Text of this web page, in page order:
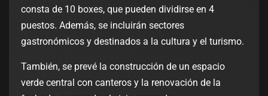
consta de 10 boxes, que pueden dividirse en 4
puestos. Además, se incluirán sectores
gastronómicos y destinados a la cultura y el turismo.
También, se prevé la construcción de un espacio
verde central con canteros y la renovación de la